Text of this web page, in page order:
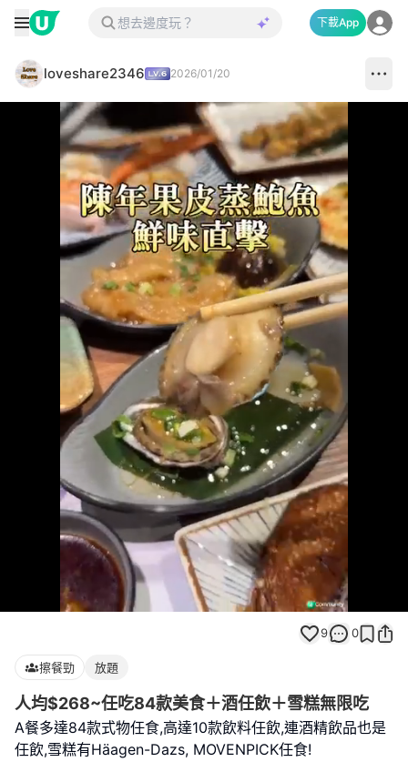
下載App
loveshare2346 2026/01/20
Loaded
100.00%
9 0
擦餐勁 放題
人均$268~任吃84款美食＋酒任飲＋雪糕無限吃
A餐多達84款式物任食,高達10款飲料任飲,連酒精飲品也是
任飲,雪糕有Häagen-Dazs, MOVENPICK任食!